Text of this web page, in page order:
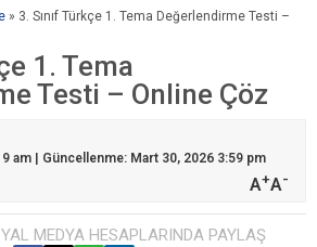
» 3. Sınıf Türkçe 1. Tema Değerlendirme Testi –
1. Tema
Testi – Online Çöz
am | Güncellenme: Mart 30, 2026 3:59 pm
A+A-
MEDYA HESAPLARINDA PAYLAŞ